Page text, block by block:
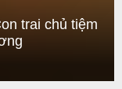
trai chủ tiệm